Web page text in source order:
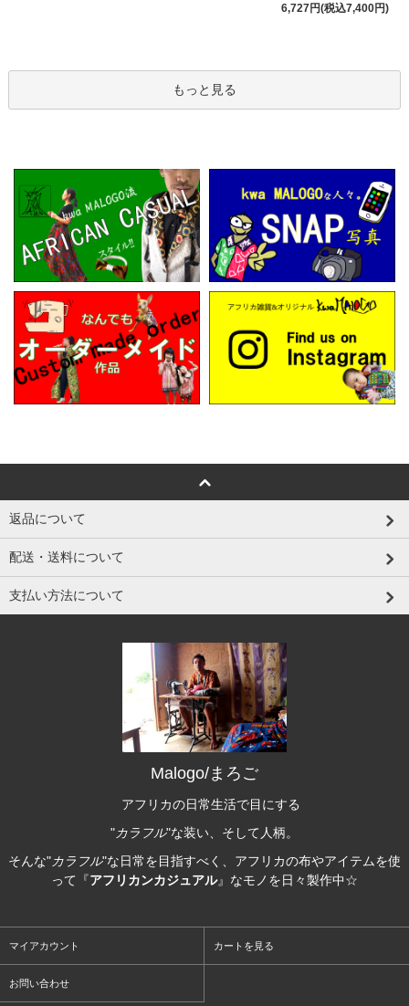
6,727円(税込7,400円)
もっと見る
返品について
配送・送料について
支払い方法について
Malogo/まろご
アフリカの日常生活で目にする
"カラフル"な装い、そして人柄。
そんな"カラフル"な日常を目指すべく、アフリカの布やアイテムを使
って『アフリカンカジュアル』なモノを日々製作中☆
マイアカウント カートを見る
お問い合わせ